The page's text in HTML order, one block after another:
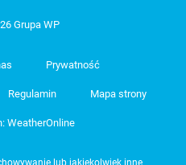
Grupa WP
Prywatność
Regulamin Mapa strony
WeatherOnline
lub jakiekolwiek inne